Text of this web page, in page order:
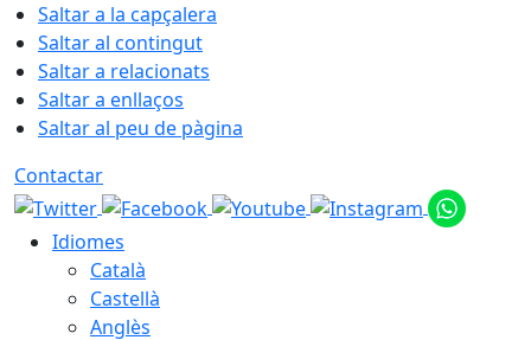
Saltar a la capçalera
Saltar al contingut
Saltar a relacionats
Saltar a enllaços
Saltar al peu de pàgina
Contactar
Idiomes
Català
Castellà
Anglès